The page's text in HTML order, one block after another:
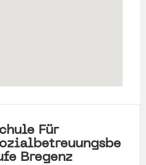
Für
Bregenz